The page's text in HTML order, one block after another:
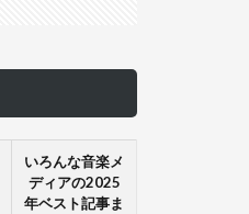
いろんな音楽メ
ディアの2025
年ベスト記事ま